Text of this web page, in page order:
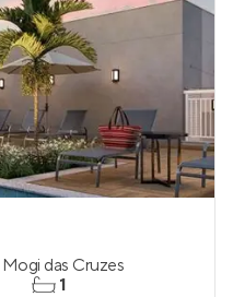
Mogi das Cruzes
1